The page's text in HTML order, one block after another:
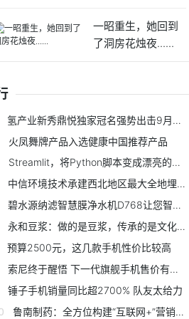
一昭重生，她回到
了洞房花烛夜......
氢产业新秀鼎悦独家冠名强势出击9月广州氢产品展
火凤舞牌产品入选健康中国推荐产品
Streamlit，将Python脚本变成漂亮的机器学习工具
中信环境技术承建西北地区最大全地埋式MBR污水处理厂
碧水源纳滤智慧膜净水机D768让您智享健康水
永和豆浆：做的是豆浆，传承的是文化！
预算2500元，这几款手机性价比较高
索尼终于醒悟 下一代旗舰手机售价有望大降
锤子手机销量同比超2700% 队友太给力
鲁南制药：全方位构建“互联网+”营销新生态